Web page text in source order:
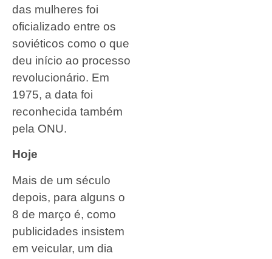
das mulheres foi
oficializado entre os
soviéticos como o que
deu início ao processo
revolucionário. Em
1975, a data foi
reconhecida também
pela ONU.
Hoje
Mais de um século
depois, para alguns o
8 de março é, como
publicidades insistem
em veicular, um dia